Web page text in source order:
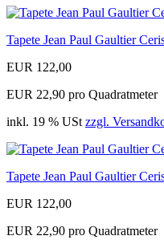
Tapete Jean Paul Gaultier
EUR 122,00
EUR 22,90 pro Quadratmeter
inkl. 19 % USt zzgl.
Tapete Jean Paul Gaultier
EUR 122,00
EUR 22,90 pro Quadratmeter